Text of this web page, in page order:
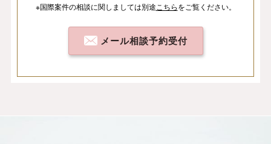
※国際案件の相談に関しましては別途こちらをご覧ください。
メール相談予約受付